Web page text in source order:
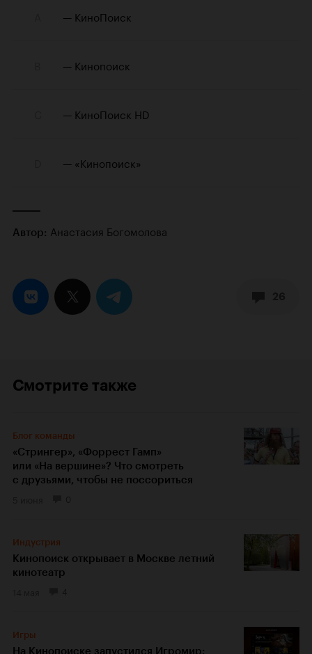
Автор: Анастасия Богомолова
Смотрите также
Блог команды
«Стрингер», «Форрест Гамп»
или «На вершине»? Что смотреть
с друзьями, чтобы не поссориться
Индустрия
Кинопоиск открывает в Москве летний
кинотеатр
Игры
На Кинопоиске запустился Игромир: